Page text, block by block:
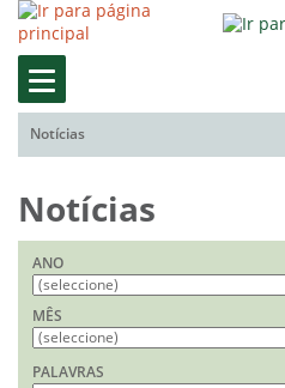
Notícias
Notícias
ANO
MÊS
PALAVRAS